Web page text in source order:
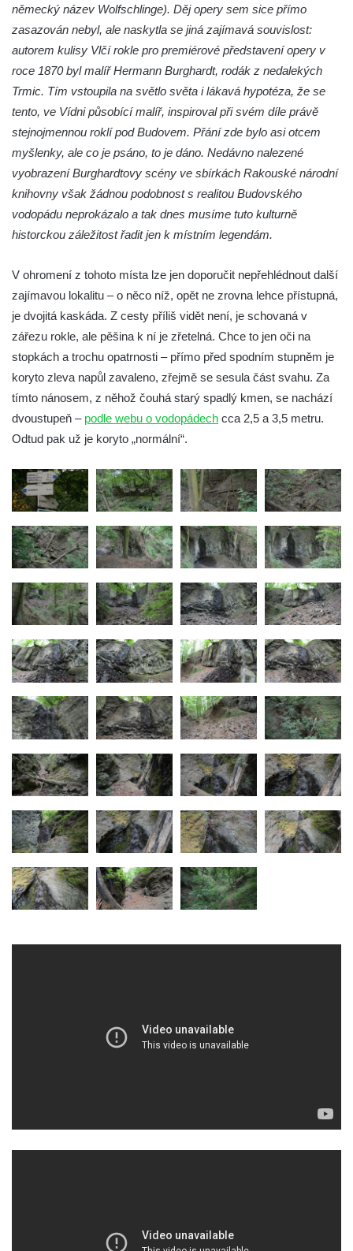
Panský vodopád
Šenovské vodopády
Bukový vodopád
Klopotský vodopád
Heřmanický vodopád
Vodopád v Doubici
Vodopád ve Velenicích
Vodopád ve Svojkově
Vodopád pod Širokým kopcem
Vodopád v údolí Lučního potoka
německý název Wolfschlinge). Děj opery sem sice přímo
zasazován nebyl, ale naskytla se jiná zajímavá souvislost:
autorem kulisy Vlčí rokle pro premiérové představení opery v
roce 1870 byl malíř Hermann Burghardt, rodák z nedalekých
Trmic. Tím vstoupila na světlo světa i lákavá hypotéza, že se
tento, ve Vídni působící malíř, inspiroval při svém díle právě
stejnojmennou roklí pod Budovem. Přání zde bylo asi otcem
myšlenky, ale co je psáno, to je dáno. Nedávno nalezené
vyobrazení Burghardtovy scény ve sbírkách Rakouské národní
knihovny však žádnou podobnost s realitou Budovského
vodopádu neprokázalo a tak dnes musíme tuto kulturně
historckou záležitost řadit jen k místním legendám.
V ohromení z tohoto místa lze jen doporučit nepřehlédnout další
zajímavou lokalitu – o něco níž, opět ne zrovna lehce přístupná,
je dvojitá kaskáda. Z cesty příliš vidět není, je schovaná v
zářezu rokle, ale pěšina k ní je zřetelná. Chce to jen oči na
stopkách a trochu opatrnosti – přímo před spodním stupněm je
koryto zleva napůl zavaleno, zřejmě se sesula část svahu. Za
tímto nánosem, z něhož čouhá starý spadlý kmen, se nachází
dvoustupeň – podle webu o vodopádech cca 2,5 a 3,5 metru.
Odtud pak už je koryto „normální“.